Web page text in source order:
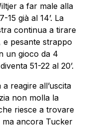
a far male alla
15 già al 14’. La
continua a tirare
e pesante strappo
un gioco da 4
51-22 al 20’.
a reagire all’uscita
non molla la
riesce a trovare
ma ancora Tucker